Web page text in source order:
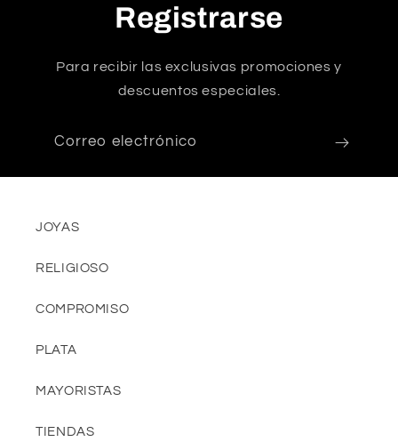
Registrarse
Para recibir las exclusivas promociones y
descuentos especiales.
Correo electrónico
JOYAS
RELIGIOSO
COMPROMISO
PLATA
MAYORISTAS
TIENDAS